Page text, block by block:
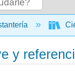
jerarquía
y